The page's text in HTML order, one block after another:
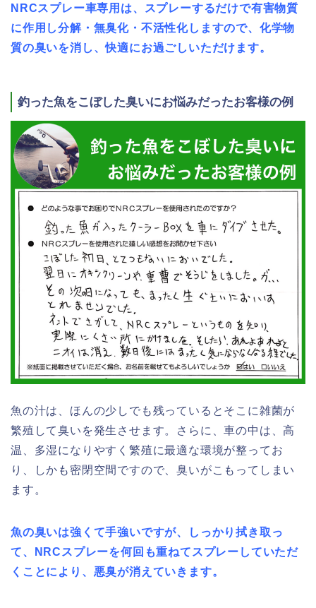
NRCスプレー車専用は、スプレーするだけで有害物質
に作用し分解・無臭化・不活性化しますので、化学物
質の臭いを消し、快適にお過ごしいただけます。
釣った魚をこぼした臭いにお悩みだったお客様の例
魚の汁は、ほんの少しでも残っているとそこに雑菌が
繁殖して臭いを発生させます。さらに、車の中は、高
温、多湿になりやすく繁殖に最適な環境が整ってお
り、しかも密閉空間ですので、臭いがこもってしまい
ます。
魚の臭いは強くて手強いですが、しっかり拭き取っ
て、NRCスプレーを何回も重ねてスプレーしていただ
くことにより、悪臭が消えていきます。